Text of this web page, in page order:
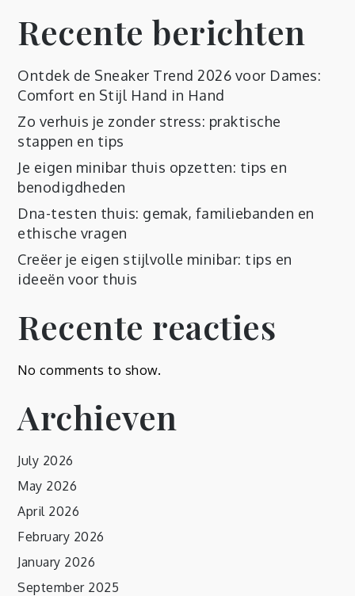
Recente berichten
Ontdek de Sneaker Trend 2026 voor Dames:
Comfort en Stijl Hand in Hand
Zo verhuis je zonder stress: praktische
stappen en tips
Je eigen minibar thuis opzetten: tips en
benodigdheden
Dna-testen thuis: gemak, familiebanden en
ethische vragen
Creëer je eigen stijlvolle minibar: tips en
ideeën voor thuis
Recente reacties
No comments to show.
Archieven
July 2026
May 2026
April 2026
February 2026
January 2026
September 2025